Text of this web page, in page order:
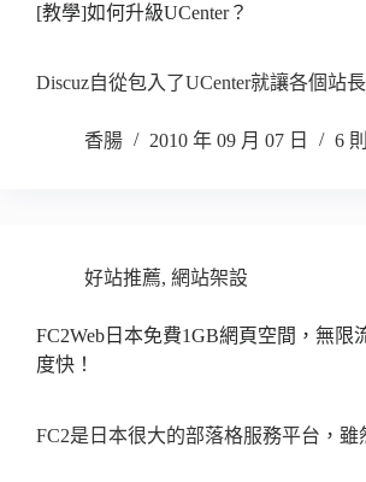
[教學]如何升級UCenter？
Discuz自從包入了UCenter就讓各個站
香腸 2010 年 09 月 07 日 6
好站推薦, 網站架設
FC2Web日本免費1GB網頁空間，無限
度快！
FC2是日本很大的部落格服務平台，